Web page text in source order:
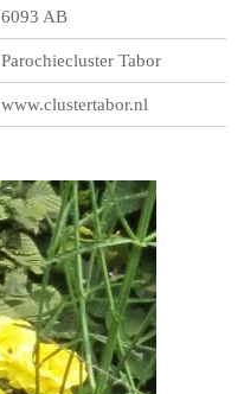
6093 AB
Parochiecluster Tabor
www.clustertabor.nl